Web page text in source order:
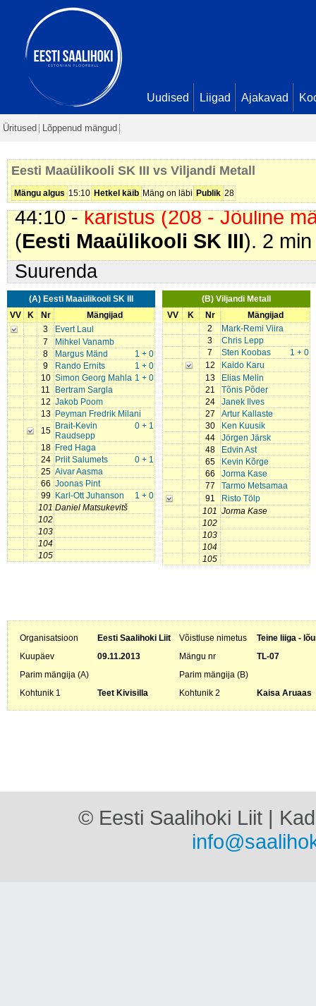
Uudised Liigad Ajakavad
Üritused Lõppenud mängud
Eesti Maaülikooli SK III vs Viljandi Metall
Mängu algus 15:10 Hetkel käib Mäng on läbi Publik 28
22:39 -
karistus (219 -
2 min
22:39 -värav
22:59 - värav
. Karl-Ott Juhanson
Brait-Kevin Raudsepp. Seis3 - 0
0
28:44 -värav. Sten Koobas (
44:10 -karistus (208 - Jõuline
(Eesti Maaülikooli SK III). 2 min
Suurenda
(A) Eesti Maaülikooli SK III
VV
K Nr
Mängijad
3
Evert Laul
7
Mihkel Vanamb
8
1 + 0
Margus Mänd
9
1 + 0
Rando Ernits
10
1 + 0
Simon Georg Mahla
11
Bertram Sargla
12 Jakob Poom
13
Peyman Fredrik Milani
15
0 + 1
Brait-Kevin
Raudsepp
18
Fred Haga
24
0 + 1
Priit Salumets
25 Aivar Aasma
66 Joonas Pint
99
1 + 0
Karl-Ott Juhanson
101 Daniel Matsukevitš
102
103
104
105
(B) Viljandi Metall
VV
K Nr
Mängijad
2
Mark-Remi Viira
3
Chris Lepp
7
1 + 0
Sten Koobas
12
Kaido Karu
13
Elias Melin
21
Tõnis Põder
24
Janek Ilves
27
Artur Kallaste
30
Ken Kuusik
44
Jörgen Järsk
48
Edvin Ast
65
Kevin Kõrge
66
Jorma Kase
77
Tarmo Metsamaa
91
Risto Tölp
101 Jorma Kase
102
103
104
105
Organisatsioon Eesti Saalihoki Liit Võistluse nimetus
Teine liiga -
Kuupäev
09.11.2013 Mängu nr
TL-07
Parim mängija (A)
Parim mängija (B)
Kohtunik 1
Teet Kivisilla Kohtunik 2 Kaisa Aruaas
© Eesti Saalihoki Liit |